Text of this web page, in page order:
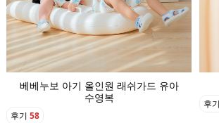
베베누보 아기 수영모자 버킷햇